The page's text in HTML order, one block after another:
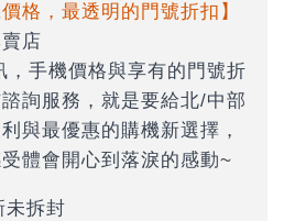
格，最透明的門號折扣】
店
，手機價格與享有的門號折
詢服務，就是要給北/中部
與最優惠的購機新選擇，
體會開心到落淚的感動~
未拆封